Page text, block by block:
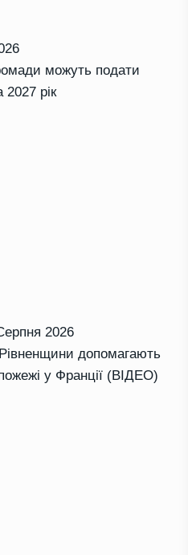
можуть подати
рік
2026
допомагають
у Франції (ВІДЕО)